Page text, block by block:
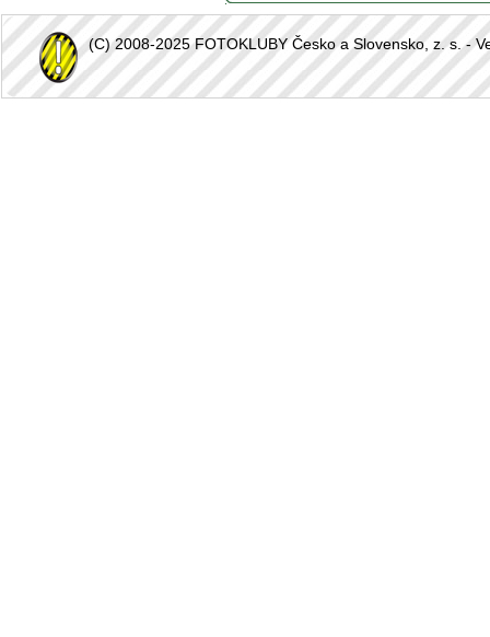
(C) 2008-2025 FOTOKLUBY Česko a Slovensko, z. s. -